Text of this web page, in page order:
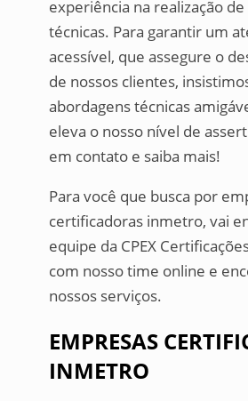
experiência na realização
técnicas. Para garantir um
acessível, que assegure o
de nossos clientes,
abordagens técnicas
eleva o nosso nível de
em contato e saiba mais!
Para você que busca por
certificadoras inmetro, vai
equipe da CPEX
com nosso time online e
nossos serviços.
EMPRESAS
INMETRO